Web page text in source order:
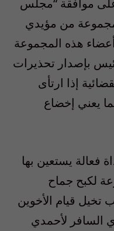
من مؤيدي
هذه المجموعة
بإصدار تحذيرات
إذا ارتأى
يعني إخضاع
فعالة يستعين بها
لكبح جماح
تخيل قيام الأخوين
السافر لأحمدي